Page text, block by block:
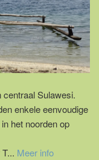
centraal Sulawesi.
enkele eenvoudige
het noorden op
Meer info